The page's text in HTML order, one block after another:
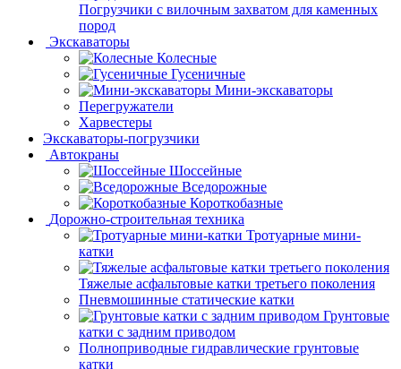
Погрузчики с вилочным захватом для каменных
пород
Экскаваторы
Колесные
Гусеничные
Мини-экскаваторы
Перегружатели
Харвестеры
Экскаваторы-погрузчики
Автокраны
Шоссейные
Вседорожные
Короткобазные
Дорожно-строительная техника
Тротуарные мини-
катки
Тяжелые асфальтовые катки третьего поколения
Пневмошинные статические катки
Грунтовые
катки с задним приводом
Полноприводные гидравлические грунтовые
катки